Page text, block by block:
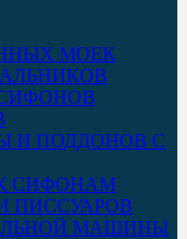
МОЕК
И ПОДДОНОВ С
СИФОНАМ
ПИССУАРОВ
МАШИНЫ